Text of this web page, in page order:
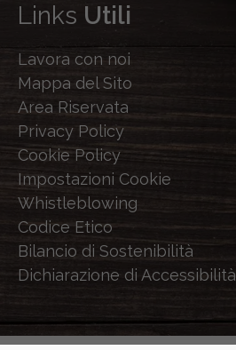
Links Utili
Lavora con noi
Mappa del Sito
Area Riservata
Privacy Policy
Cookie Policy
Impostazioni Cookie
Whistleblowing
Codice Etico
Bilancio di Sostenibilità
Dichiarazione di Accessibilità